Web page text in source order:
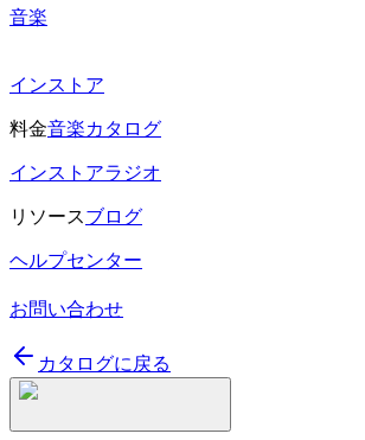
音楽
インストア
料金音楽カタログ
インストアラジオ
リソースブログ
ヘルプセンター
お問い合わせ
カタログに戻る